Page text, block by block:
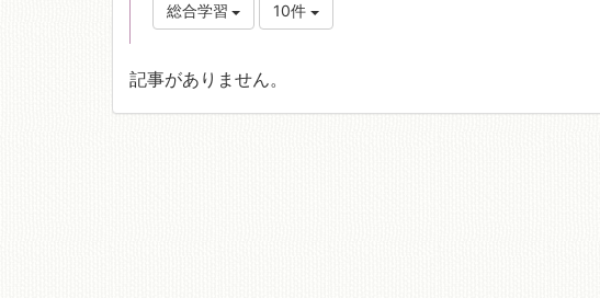
書館
総合学習 10件
記事がありません。